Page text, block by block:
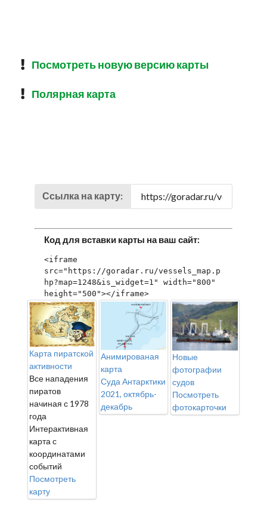
Посмотреть новую версию карты
Полярная карта
Ссылка на карту:
Код для вставки карты на ваш сайт:
<iframe
src="https://goradar.ru/vessels_map.p
hp?map=1248&is_widget=1" width="800"
height="500"></iframe>
Карта пиратской
активности
Все нападения
пиратов
начиная с 1978
года
Интерактивная
карта с
координатами
событий
Посмотреть
карту
Анимированая
карта
Суда Антарктики
2021, октябрь-
декабрь
Новые
фотографии
судов
Посмотреть
фотокарточки